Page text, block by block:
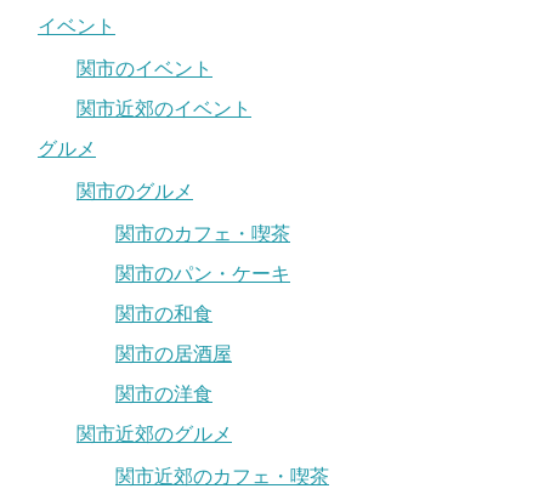
イベント
関市のイベント
関市近郊のイベント
グルメ
関市のグルメ
関市のカフェ・喫茶
関市のパン・ケーキ
関市の和食
関市の居酒屋
関市の洋食
関市近郊のグルメ
関市近郊のカフェ・喫茶